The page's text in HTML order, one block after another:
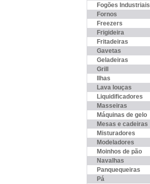
Fogões Industriais
Fornos
Freezers
Frigideira
Fritadeiras
Gavetas
Geladeiras
Grill
Ilhas
Lava louças
Liquidificadores
Masseiras
Máquinas de gelo
Mesas e cadeiras
Misturadores
Modeladores
Moinhos de pão
Navalhas
Panquequeiras
Pá